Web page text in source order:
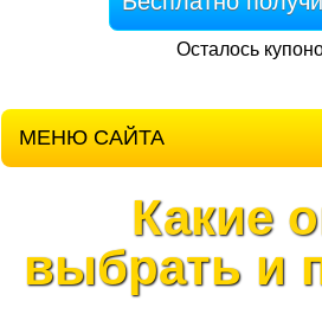
Осталось
МЕНЮ САЙТА
Какие
выбрать и